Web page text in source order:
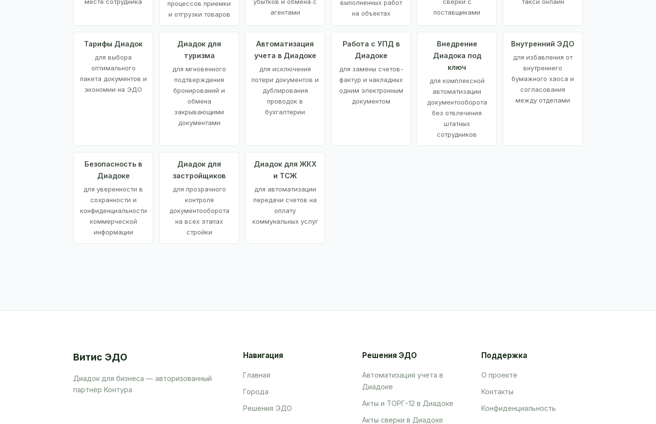
процессов приемки
и отгрузки товаров
агентами
выполненных работ
на объектах
поставщиками
Тарифы Диадок
для выбора
оптимального
пакета документов и
экономии на ЭДО
Диадок для
туризма
для мгновенного
подтверждения
бронирований и
обмена
закрывающими
документами
Автоматизация
учета в Диадоке
для исключения
потери документов и
дублирования
проводок в
бухгалтерии
Работа с УПД в
Диадоке
для замены счетов-
фактур и накладных
одним электронным
документом
Внедрение
Диадока под
ключ
для комплексной
автоматизации
документооборота
без отвлечения
штатных
сотрудников
Внутренний ЭДО
для избавления от
внутреннего
бумажного хаоса и
согласования
между отделами
Безопасность в
Диадоке
для уверенности в
сохранности и
конфиденциальности
коммерческой
информации
Диадок для
застройщиков
для прозрачного
контроля
документооборота
на всех этапах
стройки
Диадок для ЖКХ
и ТСЖ
для автоматизации
передачи счетов на
оплату
коммунальных услуг
Витис ЭДО
Диадок для бизнеса — авторизованный
партнёр Контура
Навигация
Главная
Города
Решения ЭДО
Решения ЭДО
Автоматизация учета в
Диадоке
Акты и ТОРГ-12 в Диадоке
Акты сверки в Диадоке
Поддержка
О проекте
Контакты
Конфиденциальность